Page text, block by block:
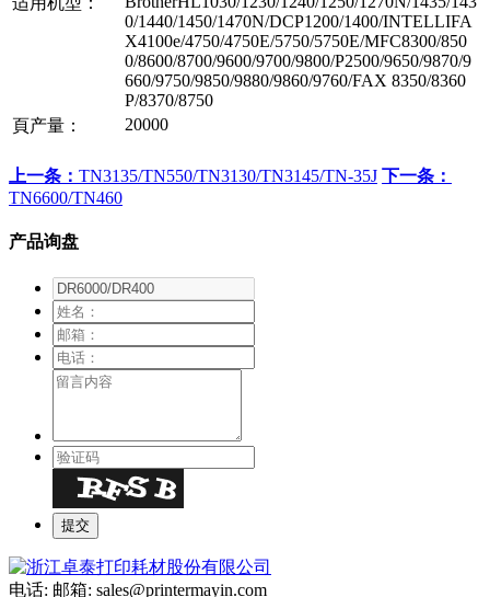
0/1440/1450/1470N/DCP1200/1400/INTELLIFA
X4100e/4750/4750E/5750/5750E/MFC8300/850
0/8600/8700/9600/9700/9800/P2500/9650/9870/9
660/9750/9850/9880/9860/9760/FAX 8350/8360
P/8370/8750
頁产量：
20000
上一条： TN3135/TN550/TN3130/TN3145/TN-35J 下一条：
TN6600/TN460
产品询盘
电话: 邮箱: sales@printermayin.com